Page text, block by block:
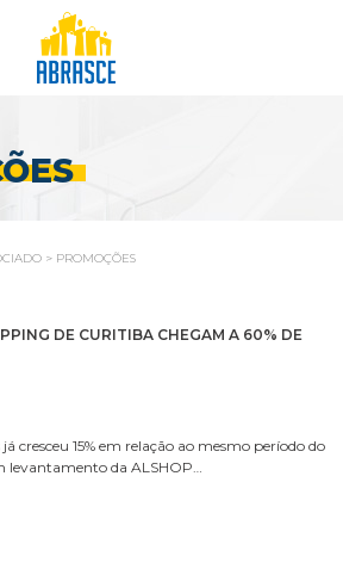
> PROMOÇÕES
DE CURITIBA CHEGAM A 60% DE
cresceu 15% em relação ao mesmo período do
levantamento da ALSHOP…